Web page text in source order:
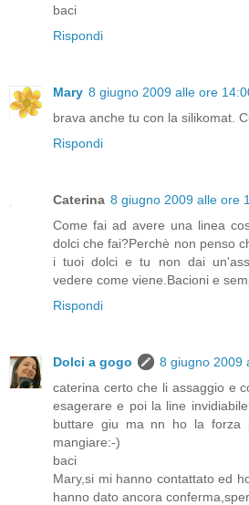
baci
Rispondi
Mary 8 giugno 2009 alle ore
brava anche tu con la silikomat.
Rispondi
Caterina 8 giugno 2009 alle ore
Come fai ad avere una linea
dolci che fai?Perchè non penso
i tuoi dolci e tu non dai
vedere come viene.Bacioni e
Rispondi
Dolci a gogo
8 giugno 2009
caterina certo che li assaggio e
esagerare e poi la line
buttare giu ma nn ho la forza
mangiare:-)
baci
Mary,si mi hanno contattato ed
hanno dato ancora